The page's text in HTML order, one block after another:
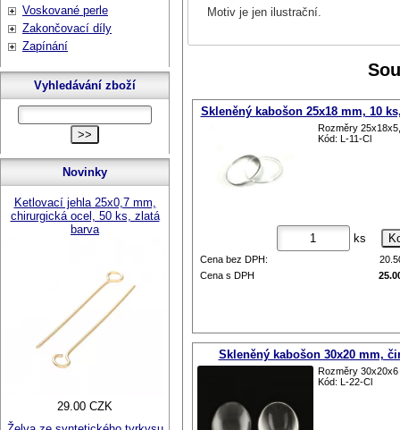
Motiv je jen ilustrační.
Skleněný kabošon 25x18 mm, 10
Rozměry
Kód: L-11-Cl
ks
Cena bez DPH:
Cena s DPH
Skleněný kabošon 30x20 mm,
Rozměry 30x20x6
Kód: L-22-Cl
Voskované perle
Zakončovací díly
Zapínání
Vyhledávání zboží
Novinky
Ketlovací jehla 25x0,7 mm,
chirurgická ocel, 50 ks, zlatá
barva
29.00 CZK